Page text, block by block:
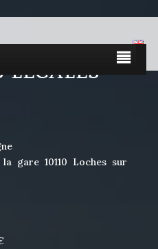
gare 10110 Loches sur